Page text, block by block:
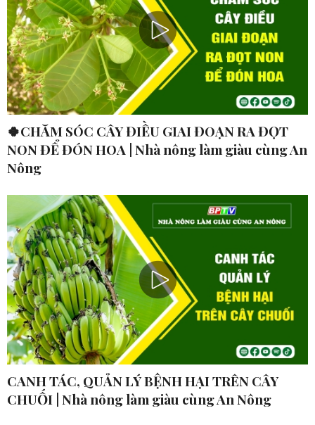
🍀CHĂM SÓC CÂY ĐIỀU GIAI ĐOẠN RA ĐỌT
NON ĐỂ ĐÓN HOA | Nhà nông làm giàu cùng An
Nông
CANH TÁC, QUẢN LÝ BỆNH HẠI TRÊN CÂY
CHUỐI | Nhà nông làm giàu cùng An Nông